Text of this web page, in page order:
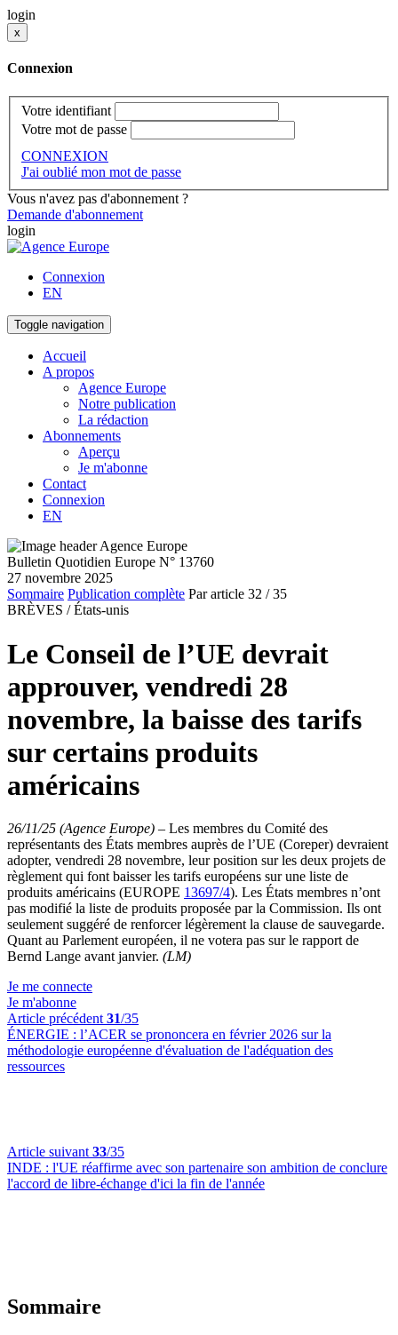
login
x
Connexion
Votre identifiant
Votre mot de passe
CONNEXION
J'ai oublié mon mot de passe
Vous n'avez pas d'abonnement ?
Demande d'abonnement
login
Connexion
EN
Toggle navigation
Accueil
A propos
Agence Europe
Notre publication
La rédaction
Abonnements
Aperçu
Je m'abonne
Contact
Connexion
EN
Bulletin Quotidien Europe N° 13760
27 novembre 2025
Sommaire Publication complète Par article 32 / 35
BRÈVES / États-unis
Le Conseil de l’UE devrait
approuver, vendredi 28
novembre, la baisse des tarifs
sur certains produits
américains
26/11/25 (Agence Europe) – Les membres du Comité des
représentants des États membres auprès de l’UE (Coreper) devraient
adopter, vendredi 28 novembre, leur position sur les deux projets de
règlement qui font baisser les tarifs européens sur une liste de
produits américains (EUROPE 13697/4). Les États membres n’ont
pas modifié la liste de produits proposée par la Commission. Ils ont
seulement suggéré de renforcer légèrement la clause de sauvegarde.
Quant au Parlement européen, il ne votera pas sur le rapport de
Bernd Lange avant janvier. (LM)
Je me connecte
Je m'abonne
Article précédent 31/35
ÉNERGIE : l’ACER se prononcera en février 2026 sur la
méthodologie européenne d'évaluation de l'adéquation des
ressources
Article suivant 33/35
INDE : l'UE réaffirme avec son partenaire son ambition de conclure
l'accord de libre-échange d'ici la fin de l'année
Sommaire